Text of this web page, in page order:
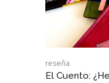
reseña
El Cuento: